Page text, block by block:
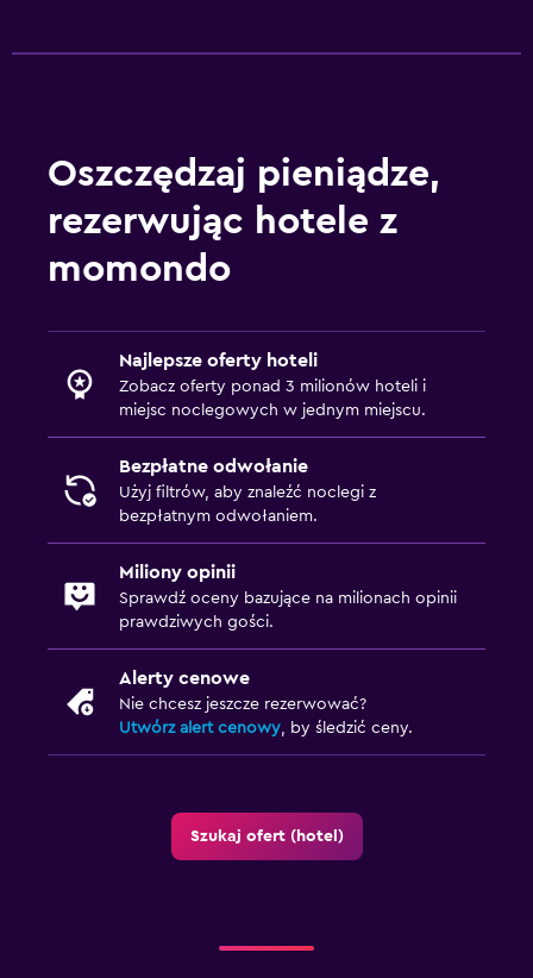
Oszczędzaj pieniądze,
rezerwując hotele z
momondo
Najlepsze oferty hoteli
Zobacz oferty ponad 3 milionów hoteli i
miejsc noclegowych w jednym miejscu.
Bezpłatne odwołanie
Użyj filtrów, aby znaleźć noclegi z
bezpłatnym odwołaniem.
Miliony opinii
Sprawdź oceny bazujące na milionach opinii
prawdziwych gości.
Alerty cenowe
Nie chcesz jeszcze rezerwować?
Utwórz alert cenowy , by śledzić ceny.
Szukaj ofert (hotel)